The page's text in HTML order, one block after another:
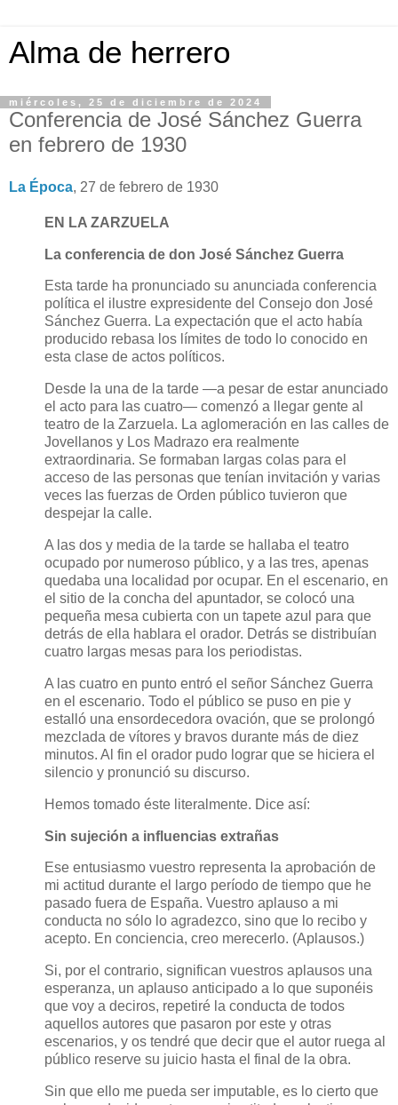
Alma de herrero
miércoles, 25 de diciembre de 2024
Conferencia de José Sánchez Guerra
en febrero de 1930
La Época, 27 de febrero de 1930
EN LA ZARZUELA
La conferencia de don José Sánchez Guerra
Esta tarde ha pronunciado su anunciada conferencia
política el ilustre expresidente del Consejo don José
Sánchez Guerra. La expectación que el acto había
producido rebasa los límites de todo lo conocido en
esta clase de actos políticos.
Desde la una de la tarde —a pesar de estar anunciado
el acto para las cuatro— comenzó a llegar gente al
teatro de la Zarzuela. La aglomeración en las calles de
Jovellanos y Los Madrazo era realmente
extraordinaria. Se formaban largas colas para el
acceso de las personas que tenían invitación y varias
veces las fuerzas de Orden público tuvieron que
despejar la calle.
A las dos y media de la tarde se hallaba el teatro
ocupado por numeroso público, y a las tres, apenas
quedaba una localidad por ocupar. En el escenario, en
el sitio de la concha del apuntador, se colocó una
pequeña mesa cubierta con un tapete azul para que
detrás de ella hablara el orador. Detrás se distribuían
cuatro largas mesas para los periodistas.
A las cuatro en punto entró el señor Sánchez Guerra
en el escenario. Todo el público se puso en pie y
estalló una ensordecedora ovación, que se prolongó
mezclada de vítores y bravos durante más de diez
minutos. Al fin el orador pudo lograr que se hiciera el
silencio y pronunció su discurso.
Hemos tomado éste literalmente. Dice así:
Sin sujeción a influencias extrañas
Ese entusiasmo vuestro representa la aprobación de
mi actitud durante el largo período de tiempo que he
pasado fuera de España. Vuestro aplauso a mi
conducta no sólo lo agradezco, sino que lo recibo y
acepto. En conciencia, creo merecerlo. (Aplausos.)
Si, por el contrario, significan vuestros aplausos una
esperanza, un aplauso anticipado a lo que suponéis
que voy a deciros, repetiré la conducta de todos
aquellos autores que pasaron por este y otras
escenarios, y os tendré que decir que el autor ruega al
público reserve su juicio hasta el final de la obra.
Sin que ello me pueda ser imputable, es lo cierto que